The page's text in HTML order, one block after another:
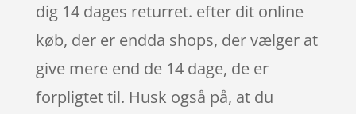
dig 14 dages returret. efter dit online
køb, der er endda shops, der vælger at
give mere end de 14 dage, de er
forpligtet til. Husk også på, at du